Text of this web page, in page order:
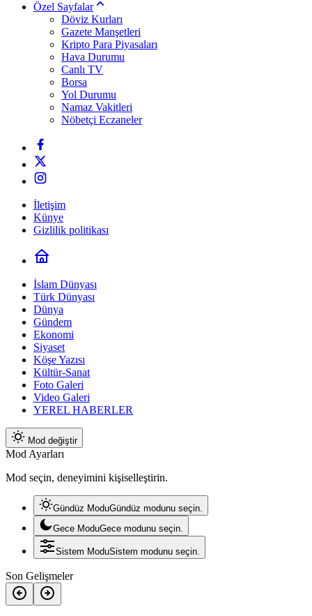
Özel Sayfalar
Döviz Kurları
Gazete Manşetleri
Kripto Para Piyasaları
Hava Durumu
Canlı TV
Borsa
Yol Durumu
Namaz Vakitleri
Nöbetçi Eczaneler
İletişim
Künye
Gizlilik politikası
İslam Dünyası
Türk Dünyası
Dünya
Gündem
Ekonomi
Siyaset
Köşe Yazısı
Kültür-Sanat
Foto Galeri
Video Galeri
YEREL HABERLER
Mod değiştir
Mod Ayarları
Mod seçin, deneyimini kişiselleştirin.
Gündüz ModuGündüz modunu seçin.
Gece ModuGece modunu seçin.
Sistem ModuSistem modunu seçin.
Son Gelişmeler